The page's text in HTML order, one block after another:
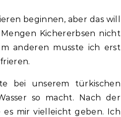
Kichererbsen nicht
anderen musste ich erst
bei unserem türkischen
so macht. Nach der
es mir vielleicht geben. Ich